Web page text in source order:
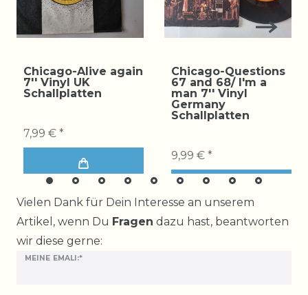
Chicago-Alive again
7'' Vinyl UK
Schallplatten
7,99 € *
Chicago-Questions
67 and 68/ I'm a
man 7'' Vinyl
Germany
Schallplatten
9,99 € *
Vielen Dank für Dein Interesse an unserem
Artikel, wenn Du Fragen dazu hast, beantworten
wir diese gerne:
MEINE EMALI:*
Ceres::Template.mailFormHoneypotLabel